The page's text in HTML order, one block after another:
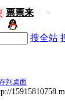
票票来
搜全站
到桌面